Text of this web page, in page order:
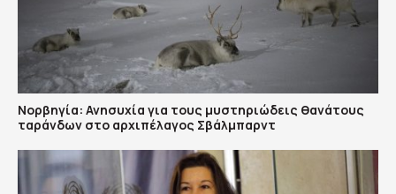
Νορβηγία: Ανησυχία για τους μυστηριώδεις θανάτους
ταράνδων στο αρχιπέλαγος Σβάλμπαρντ